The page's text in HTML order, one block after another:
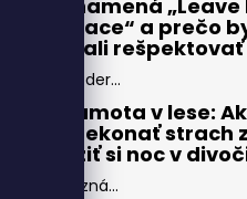
znamená „Leave
Trace“ a prečo
mali rešpektovať
Moder...
Samota v lese:
prekonať strach
užiť si noc v
Pozná...